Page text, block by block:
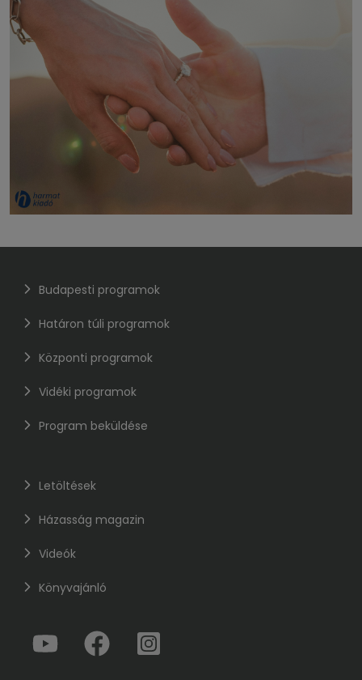
Budapesti programok
Határon túli programok
Központi programok
Vidéki programok
Program beküldése
Letöltések
Házasság magazin
Videók
Könyvajánló